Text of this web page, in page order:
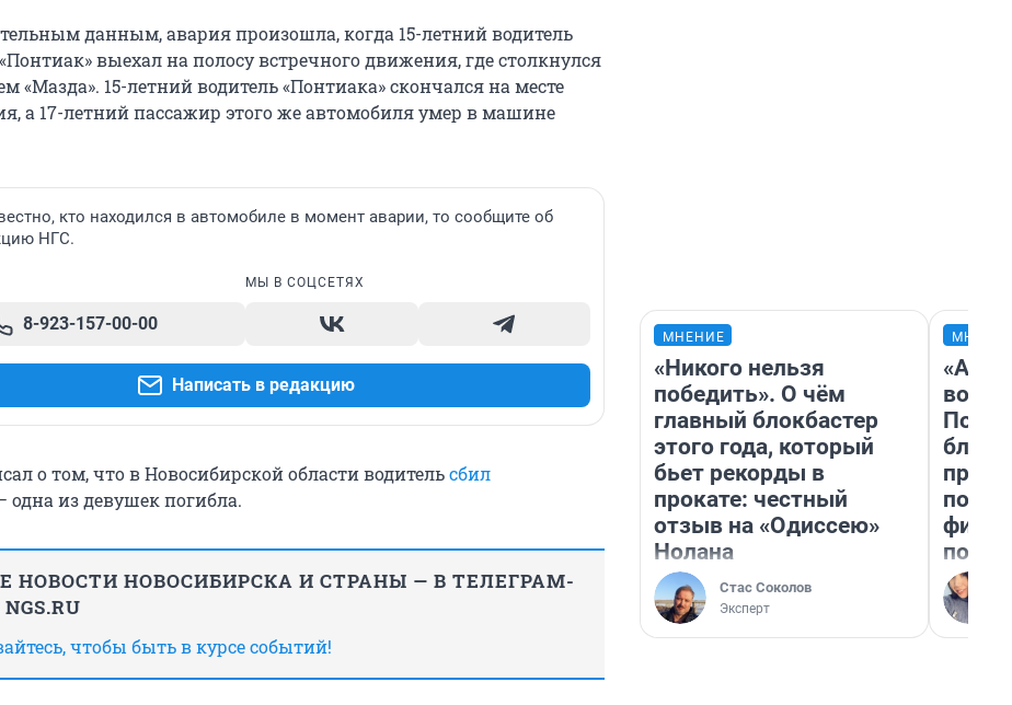
данным, авария произошла, когда 15-летний водитель
выехал на полосу встречного движения, где столкнулся
«Мазда». 15-летний водитель «Понтиака» скончался на месте
а 17-летний пассажир этого же автомобиля умер в машине
кто находился в автомобиле в момент аварии, то сообщите об
НГС.
8-923-157-00-00
МЫ В СОЦСЕТЯХ
Написать в редакцию
о том, что в Новосибирской области водительсбил
одна из девушек погибла.
НОВОСТИ НОВОСИБИРСКА И СТРАНЫ — В ТЕЛЕГРАМ-
чтобы быть в курсе событий!
МНЕНИЕ
«Никого нельзя
победить». О чём
главный блокбастер
этого года, который
бьет рекорды в
прокате: честный
отзыв на «Одиссею»
Нолана
Стас Соколов
Эксперт
вот